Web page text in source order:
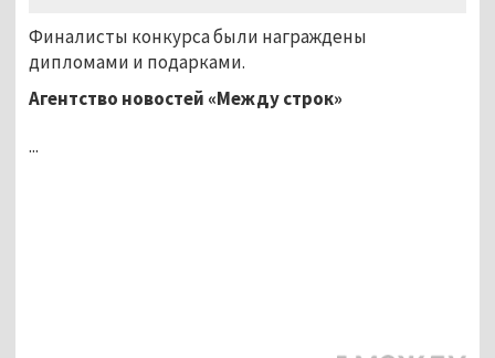
Финалисты конкурса были награждены
дипломами и подарками.
Агентство новостей «Между строк»
...